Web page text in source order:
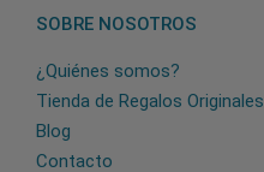
SOBRE NOSOTROS
¿Quiénes somos?
Tienda de Regalos Originales
Blog
Contacto